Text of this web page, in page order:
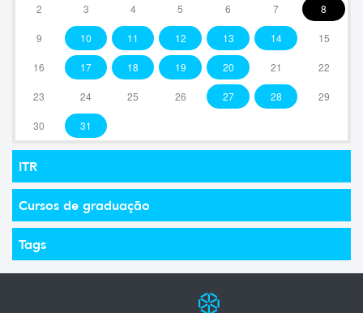
2 3 4 5 6 7 8
9 10 11 12 13 14 15
16 17 18 19 20 21 22
23 24 25 26 27 28 29
30 31
ITR
Cursos de graduação
Tags